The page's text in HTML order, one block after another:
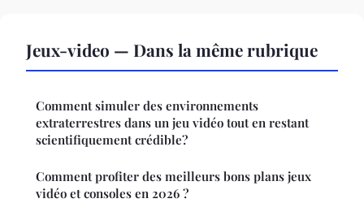
Jeux-video — Dans la même rubrique
Comment simuler des environnements
extraterrestres dans un jeu vidéo tout en restant
scientifiquement crédible?
Comment profiter des meilleurs bons plans jeux
vidéo et consoles en 2026 ?